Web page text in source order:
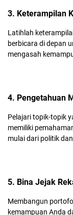
3. Keterampilan
Latihlah
berbicara di depan
mengasah
4. Pengetahuan
Pelajari topik-topik
memiliki
mulai dari politik
5. Bina Jejak
Membangun
kemampuan Anda